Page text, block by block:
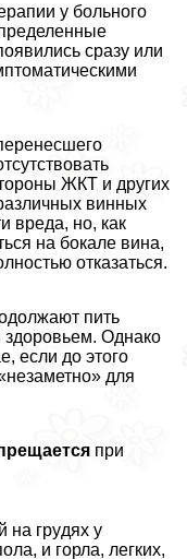
у больного
сразу или
ЖКТ и других
винных
вреда, но, как
на бокале вина,
отказаться.
пить
здоровьем. Однако
если до этого
для
при
на гpyдях у
и горла, легких,